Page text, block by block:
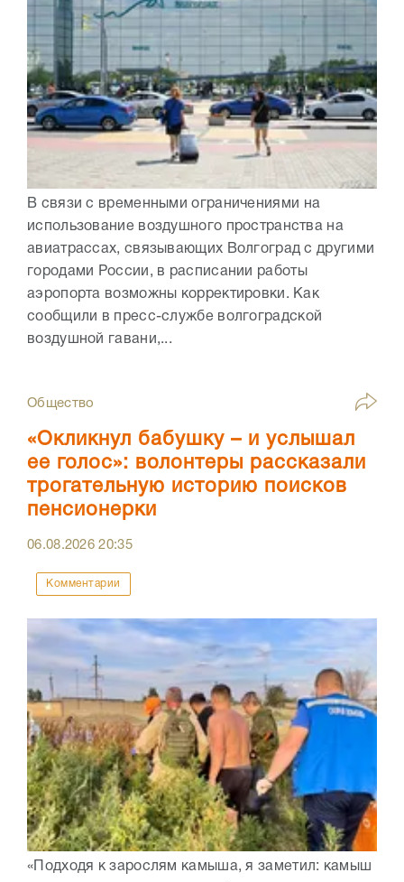
В связи с временными ограничениями на
использование воздушного пространства на
авиатрассах, связывающих Волгоград с другими
городами России, в расписании работы
аэропорта возможны корректировки. Как
сообщили в пресс-службе волгоградской
воздушной гавани,...
Общество
«Окликнул бабушку – и услышал
ее голос»: волонтеры рассказали
трогательную историю поисков
пенсионерки
06.08.202620:35
Комментарии
«Подходя к зарослям камыша, я заметил: камыш